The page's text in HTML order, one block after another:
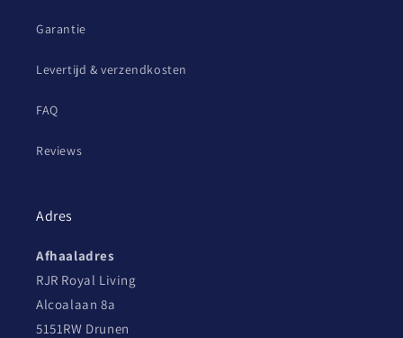
Garantie
Levertijd & verzendkosten
FAQ
Reviews
Adres
Afhaaladres
RJR Royal Living
Alcoalaan 8a
5151RW Drunen